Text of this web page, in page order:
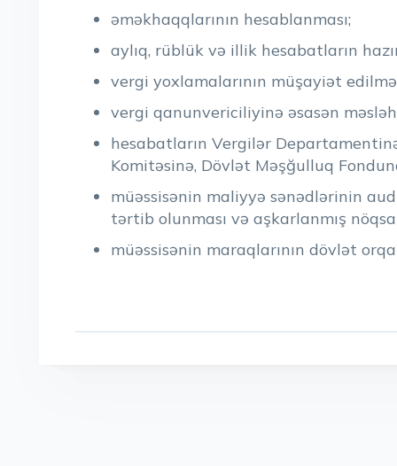
əməkhaqqlarının hesablanması;
aylıq, rüblük və illik hesabatların
vergi yoxlamalarının müşayiət
vergi qanunvericiliyinə əsasən
hesabatların Vergilər
Komitəsinə, Dövlət Məşğulluq
müəssisənin maliyyə sənədlərinin
tərtib olunması və aşkarlanmış
müəssisənin maraqlarının dövlət